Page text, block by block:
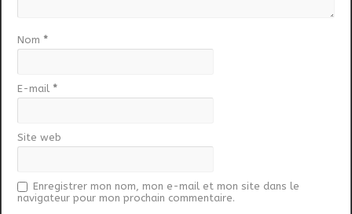
Nom *
E-mail *
Site web
Enregistrer mon nom, mon e-mail et mon site dans le
navigateur pour mon prochain commentaire.